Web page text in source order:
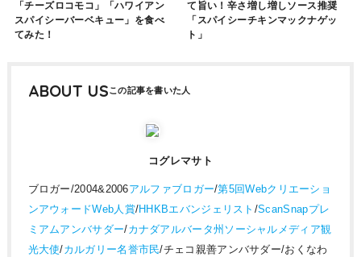
「チーズロコモコ」「ハワイアン
スパイシーバーベキュー」を食べ
てみた！
て旨い！辛さ増し増しソース推奨
「スパイシーチキンマックナゲッ
ト」
ABOUT US
コグレマサト
ブロガー/2004&2006アルファブロガー/第5回Webクリエーショ
ンアウォードWeb人賞/HHKBエバンジェリスト /ScanSnapプレ
ミアムアンバサダー/カナダアルバータ州ソーシャルメディア観
光大使/カルガリー名誉市民/チェコ親善アンバサダー/おくなわ